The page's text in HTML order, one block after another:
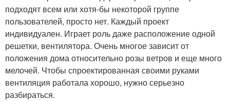
подходят всем или хотя-бы некоторой группе
пользователей, просто нет. Каждый проект
индивидуален. Играет роль даже расположение одной
решетки, вентилятора. Очень многое зависит от
положения дома относительно розы ветров и еще много
мелочей. Чтобы спроектированная своими руками
вентиляция работала хорошо, нужно серьезно
разбираться.